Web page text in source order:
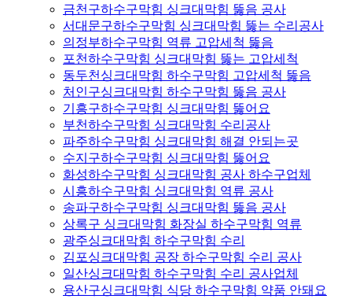
금천구하수구막힘 싱크대막힘 뚫음 공사
서대문구하수구막힘 싱크대막힘 뚫는 수리공사
의정부하수구막힘 역류 고압세척 뚫음
포천하수구막힘 싱크대막힘 뚫는 고압세척
동두천싱크대막힘 하수구막힘 고압세척 뚫음
처인구싱크대막힘 하수구막힘 뚫음 공사
기흥구하수구막힘 싱크대막힘 뚫어요
부천하수구막힘 싱크대막힘 수리공사
파주하수구막힘 싱크대막힘 해결 안되는곳
수지구하수구막힘 싱크대막힘 뚫어요
화성하수구막힘 싱크대막힘 공사 하수구업체
시흥하수구막힘 싱크대막힘 역류 공사
송파구하수구막힘 싱크대막힘 뚫음 공사
상록구 싱크대막힘 화장실 하수구막힘 역류
광주싱크대막힘 하수구막힘 수리
김포싱크대막힘 공장 하수구막힘 수리 공사
일산싱크대막힘 하수구막힘 수리 공사업체
용산구싱크대막힘 식당 하수구막힘 약품 안돼요